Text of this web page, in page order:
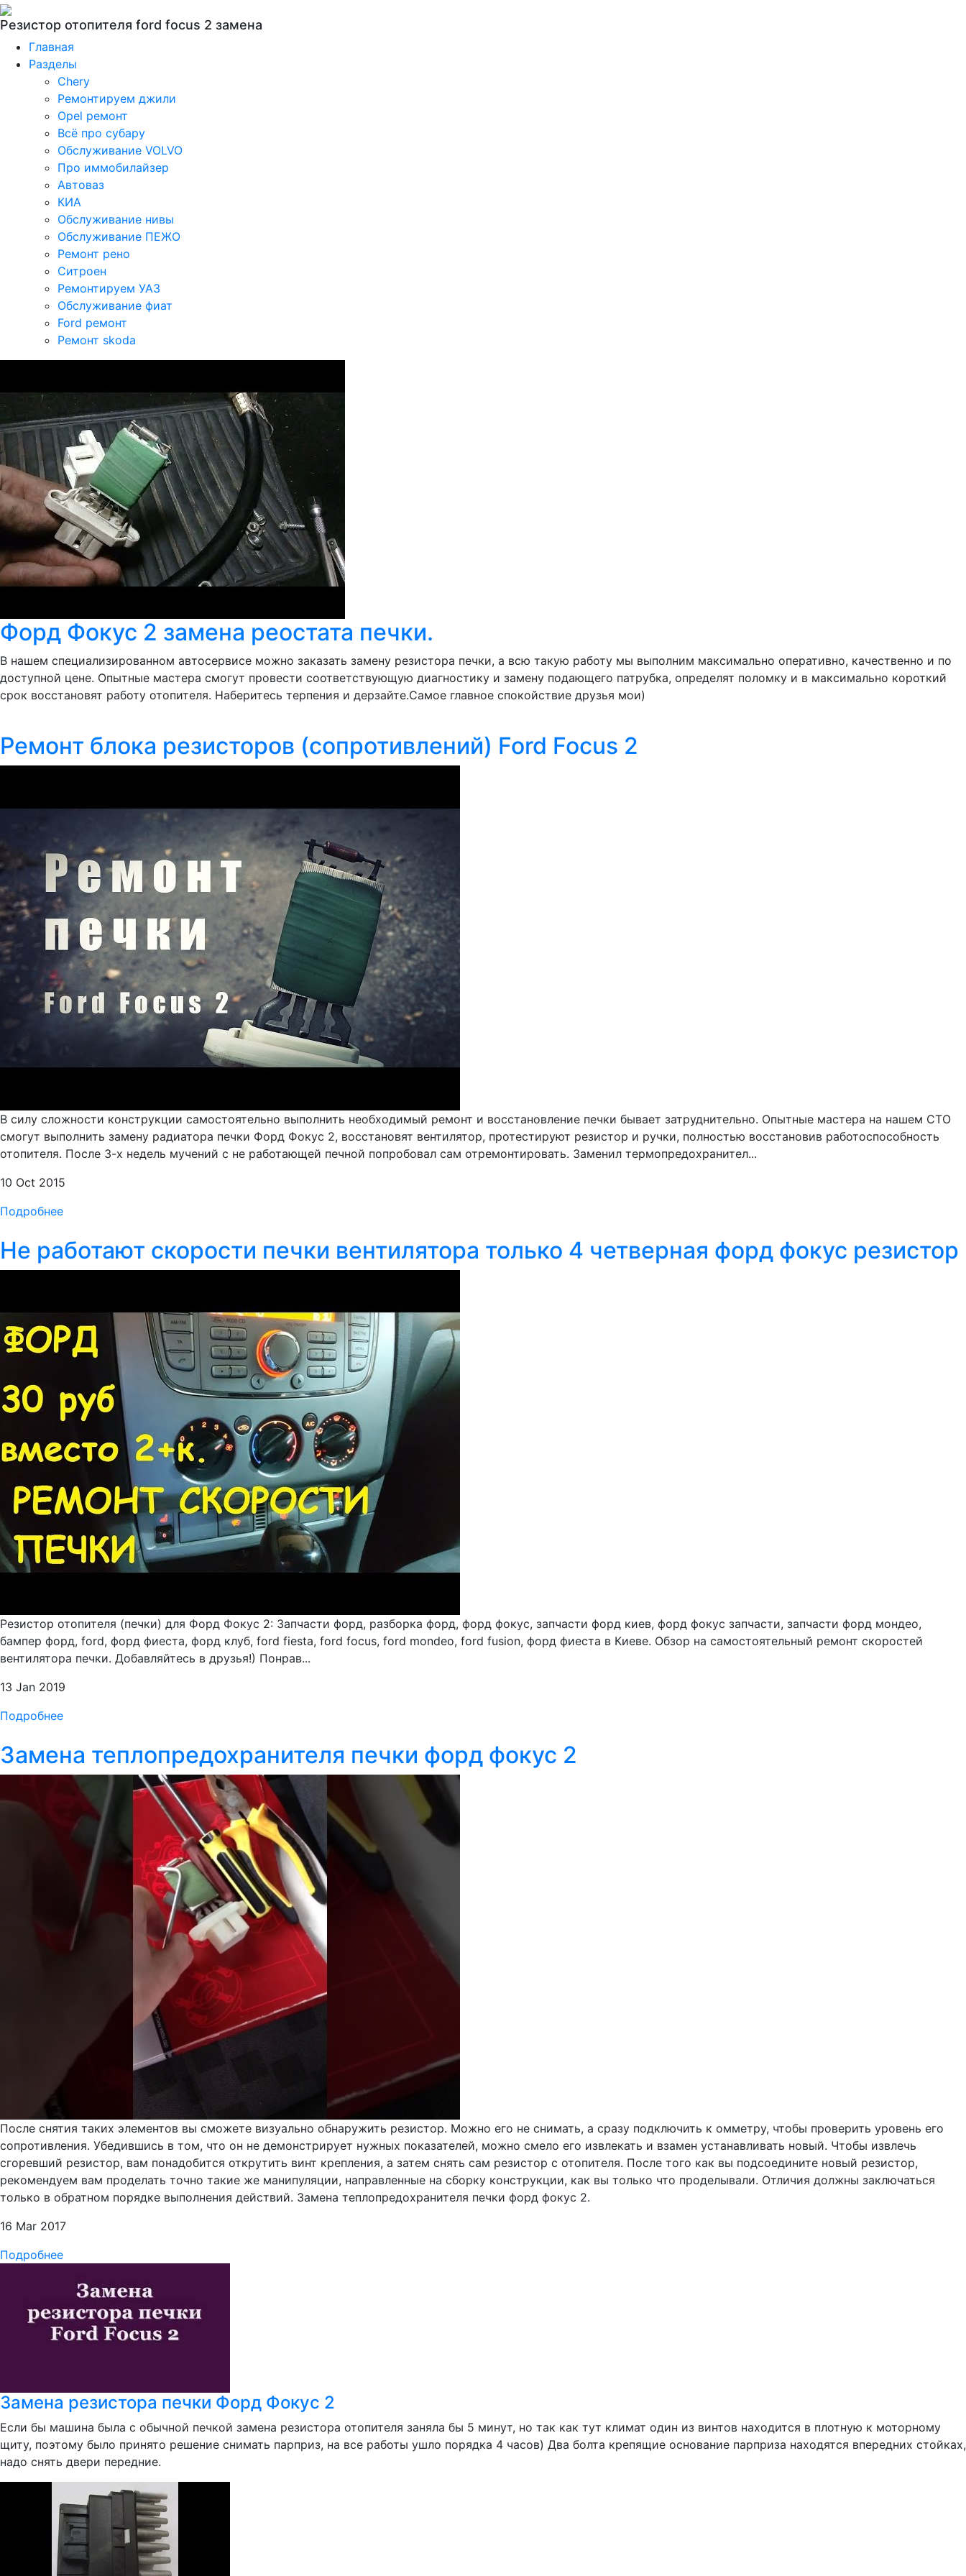
Резистор отопителя ford focus 2 замена
Главная
Разделы
Chery
Ремонтируем джили
Opel ремонт
Всё про субару
Обслуживание VOLVO
Про иммобилайзер
Автоваз
КИА
Обслуживание нивы
Обслуживание ПЕЖО
Ремонт рено
Ситроен
Ремонтируем УАЗ
Обслуживание фиат
Ford ремонт
Ремонт skoda
Форд Фокус 2 замена реостата печки.
В нашем специализированном автосервисе можно заказать замену резистора печки, а всю такую работу мы выполним максимально оперативно, качественно и по
доступной цене. Опытные мастера смогут провести соответствующую диагностику и замену подающего патрубка, определят поломку и в максимально короткий
срок восстановят работу отопителя. Наберитесь терпения и дерзайте.Самое главное спокойствие друзья мои)
Ремонт блока резисторов (сопротивлений) Ford Focus 2
В силу сложности конструкции самостоятельно выполнить необходимый ремонт и восстановление печки бывает затруднительно. Опытные мастера на нашем СТО
смогут выполнить замену радиатора печки Форд Фокус 2, восстановят вентилятор, протестируют резистор и ручки, полностью восстановив работоспособность
отопителя. После 3-х недель мучений с не работающей печной попробовал сам отремонтировать. Заменил термопредохранител...
10 Oct 2015
Подробнее
Не работают скорости печки вентилятора только 4 четверная форд фокус резистор
Резистор отопителя (печки) для Форд Фокус 2: Запчасти форд, разборка форд, форд фокус, запчасти форд киев, форд фокус запчасти, запчасти форд мондео,
бампер форд, ford, форд фиеста, форд клуб, ford fiesta, ford focus, ford mondeo, ford fusion, форд фиеста в Киеве. Обзор на самостоятельный ремонт скоростей
вентилятора печки. Добавляйтесь в друзья!) Понрав...
13 Jan 2019
Подробнее
Замена теплопредохранителя печки форд фокус 2
После снятия таких элементов вы сможете визуально обнаружить резистор. Можно его не снимать, а сразу подключить к омметру, чтобы проверить уровень его
сопротивления. Убедившись в том, что он не демонстрирует нужных показателей, можно смело его извлекать и взамен устанавливать новый. Чтобы извлечь
сгоревший резистор, вам понадобится открутить винт крепления, а затем снять сам резистор с отопителя. После того как вы подсоедините новый резистор,
рекомендуем вам проделать точно такие же манипуляции, направленные на сборку конструкции, как вы только что проделывали. Отличия должны заключаться
только в обратном порядке выполнения действий. Замена теплопредохранителя печки форд фокус 2.
16 Mar 2017
Подробнее
Замена резистора печки Форд Фокус 2
Если бы машина была с обычной печкой замена резистора отопителя заняла бы 5 минут, но так как тут климат один из винтов находится в плотную к моторному
щиту, поэтому было принято решение снимать парприз, на все работы ушло порядка 4 часов) Два болта крепящие основание парприза находятся впередних стойках,
надо снять двери передние.